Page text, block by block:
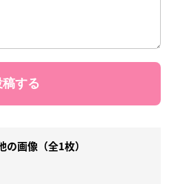
の画像（全1枚）